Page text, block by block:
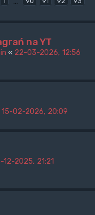
na YT
« 22-03-2026, 12:56
15-02-2026, 20:09
12-2025, 21:21